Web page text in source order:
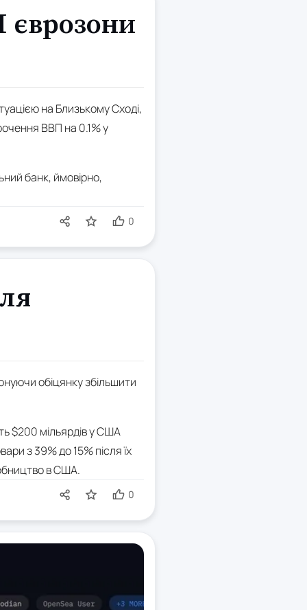
єврозони
на Близькому Сході,
ВВП на 0.1% у
банк, ймовірно,
0
обіцянку збільшити
$200 мільярдів у США
з 39% до 15% після їх
в США.
0